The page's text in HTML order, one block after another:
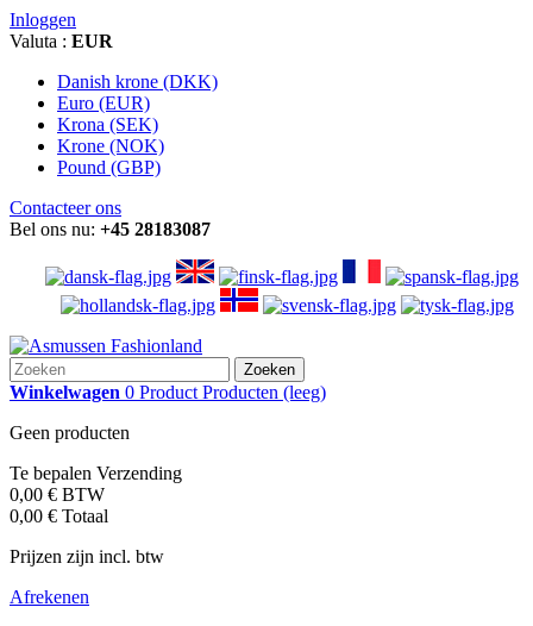
Inloggen
Valuta : EUR
Danish krone (DKK)
Euro (EUR)
Krona (SEK)
Krone (NOK)
Pound (GBP)
Contacteer ons
Bel ons nu: +45 28183087
Zoeken
Winkelwagen 0 Product Producten (leeg)
Geen producten
Te bepalen Verzending
0,00 € BTW
0,00 € Totaal
Prijzen zijn incl. btw
Afrekenen